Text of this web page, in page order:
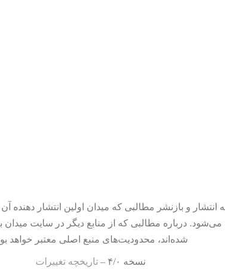
انتشار و بازنشر مطالبی که میدان اولین انتشار دهنده
درباره مطالبی که از منابع دیگر در سایت میدان
شده‌اند، محدودیت‌های منبع اصلی معتبر خواهد
نسخه ۴/۰ – تاریخچه تغییرات